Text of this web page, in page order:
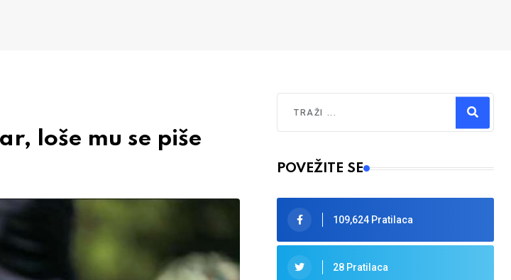
loše mu se piše Type 2 or more characters for results.
POVEŽITE SE
109,624 Pratilaca
28 Pratilaca